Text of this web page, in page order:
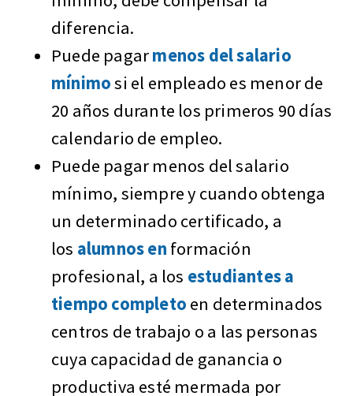
diferencia.
Puede pagarmenos del salario
mínimosi el empleado es menor de
20 años durante los primeros 90 días
calendario de empleo.
Puede pagar menos del salario
mínimo, siempre y cuando obtenga
un determinado certificado, a
los alumnos en formación
profesional, a los estudiantes a
tiempo completo en determinados
centros de trabajo o a las personas
cuya capacidad de ganancia o
productiva esté mermada por